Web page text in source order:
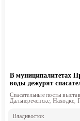
В муниципалитетах
воды дежурят
Спасательные посты
Дальнереченске, Находке,
Владивосток